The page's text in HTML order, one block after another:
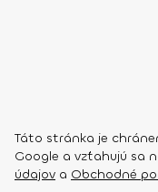
Táto stránka je
Google a vzťahujú sa
údajov a Obchodné